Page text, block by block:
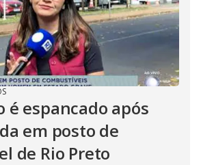
é espancado após
em posto de
de Rio Preto